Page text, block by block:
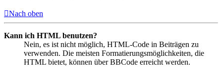
Nach oben
Kann ich HTML benutzen?
Nein, es ist nicht möglich, HTML-Code in Beiträgen zu
verwenden. Die meisten Formatierungsmöglichkeiten, die
HTML bietet, können über BBCode erreicht werden.